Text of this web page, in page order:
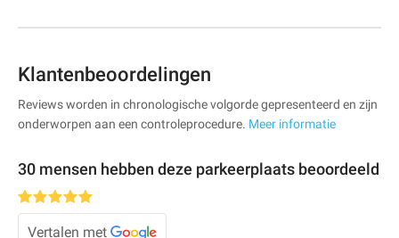
Klantenbeoordelingen
Reviews worden in chronologische volgorde gepresenteerd en zijn
onderworpen aan een controleprocedure. Meer informatie
30 mensen hebben deze parkeerplaats beoordeeld
Vertalen met